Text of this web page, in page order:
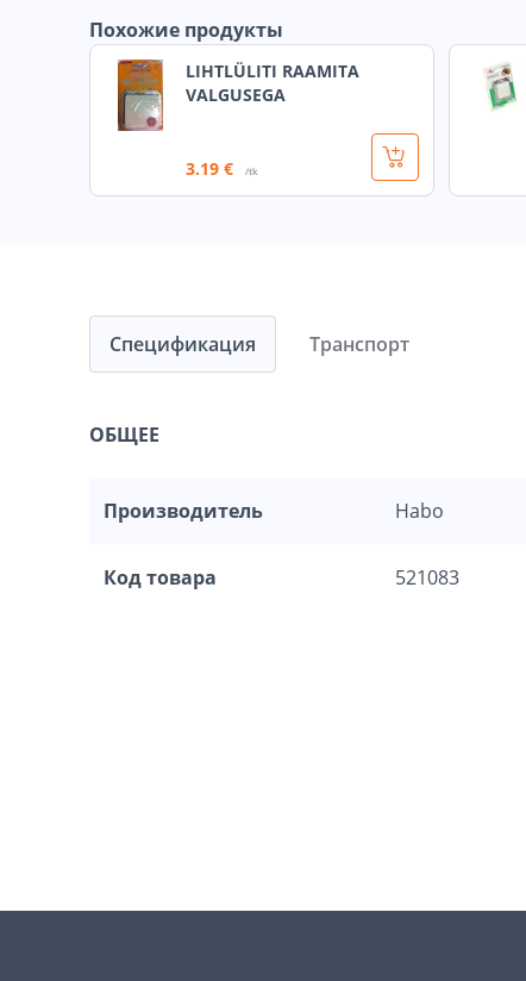
Похожие продукты
LIHTLÜLITI RAAMITA
VALGUSEGA
3.19 € /tk
Спецификация
ОБЩЕЕ
Производитель Habo
Код товара 521083
Транспорт